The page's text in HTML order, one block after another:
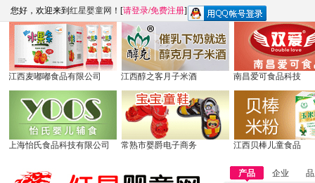
您好，欢迎来到 红星婴童网 ！[请登录/免费注册]
江西麦嘟嘟食品有限公司 江西醇之客月子米酒 南昌爱可食品科技
上海怡氏食品科技有限公司 常熟市婴爵电子商务 江西贝棒儿童食品
产品 企业